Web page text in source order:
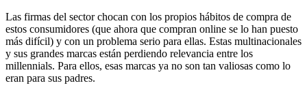
Las firmas del sector chocan con los propios hábitos de compra de
estos consumidores (que ahora que compran online se lo han puesto
más difícil) y con un problema serio para ellas. Estas multinacionales
y sus grandes marcas están perdiendo relevancia entre los
millennials. Para ellos, esas marcas ya no son tan valiosas como lo
eran para sus padres.